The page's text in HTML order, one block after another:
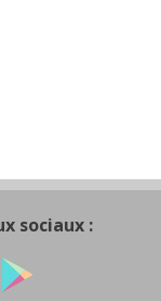
sociaux :